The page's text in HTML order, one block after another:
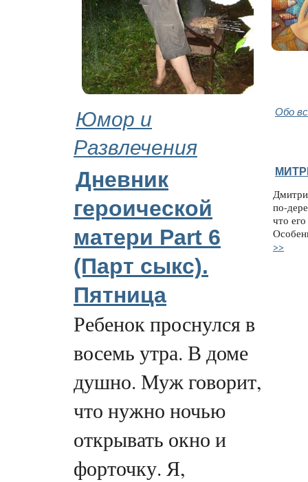
Юмор и
Развлечения
Обо
Дневник
героической
матери Part 6
(Парт cыкс).
Пятница
Ребенок проснулся в
восемь утра. В доме
душно. Муж говорит,
что нужно ночью
открывать окно и
форточку. Я,
по-
что
>>